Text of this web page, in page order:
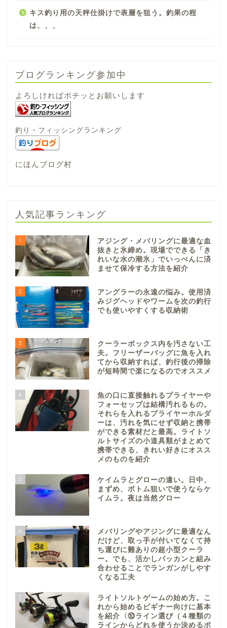
キス釣り用の天秤仕掛けで表層を狙う。釣果の程
は、、、
ブログランキング参加中
よろしければポチッとお願いします
釣り・フィッシングランキング
にほんブログ村
人気記事ランキング
1
アジング・メバリングに最適な血
抜きと氷締め。現場でできる「き
れいな水の潮氷」でいっぺんに済
ませて保冷する方法を紹介
2
アングラーの永遠の悩み。使用済
みジグヘッドやワームを次の釣行
でも使いやすくする収納術
3
クーラーボックス内を汚さない工
夫。フリーザーバッグに魚を入れ
てから収納すれば、釣行後の掃除
が短時間で楽になるのでオススメ
4
魚の口に直接触れるプライヤーや
フォーセップは結構汚れるもの。
それらを入れるプライヤーホルダ
ーは、汚れを気にせず収納と携帯
ができる素材だと最高。ライトソ
ルトサイズの小道具類がまとめて
携帯できる、きれい好きにオスス
メのものを紹介
5
ケイムラとグローの違い。日中、
まずめ、ボトム狙いで使うならケ
イムラ。夜は当然グロー
6
メバリングやアジングに最適なん
だけど、取っ手が付いてなくて持
ち運びに難ありの超小型クーラ
ー。でも、活かしバッカンと組み
合わせることでランガンがしやす
くなる工夫
7
ライトソルトゲームの始め方。こ
れから始めるビギナー向けに基本
を紹介〈⑩ライン選び（４種類の
ラインからどれを使うか決めるポ